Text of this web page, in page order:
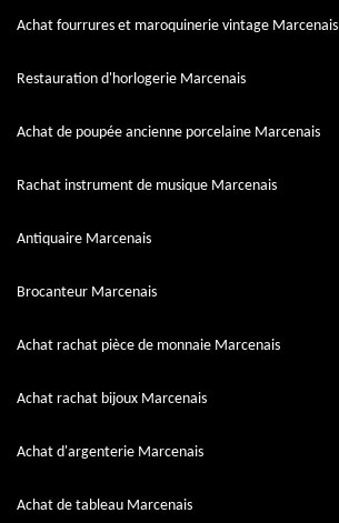
Achat fourrures et maroquinerie vintage Marcenais
Restauration d'horlogerie Marcenais
Achat de poupée ancienne porcelaine Marcenais
Rachat instrument de musique Marcenais
Antiquaire Marcenais
Brocanteur Marcenais
Achat rachat pièce de monnaie Marcenais
Achat rachat bijoux Marcenais
Achat d'argenterie Marcenais
Achat de tableau Marcenais